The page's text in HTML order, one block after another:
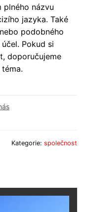
plného názvu
jazyka. Také
podobného
Pokud si
doporučujeme
Kategorie: společnost